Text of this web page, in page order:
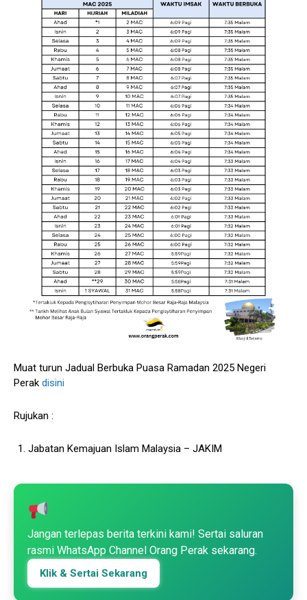
Muat turun Jadual Berbuka Puasa Ramadan 2025 Negeri
Perak disini
Rujukan :
Jabatan Kemajuan Islam Malaysia – JAKIM
Jangan terlepas berita terkini kami! Sertai saluran
rasmi WhatsApp Channel Orang Perak sekarang.
Klik & Sertai Sekarang